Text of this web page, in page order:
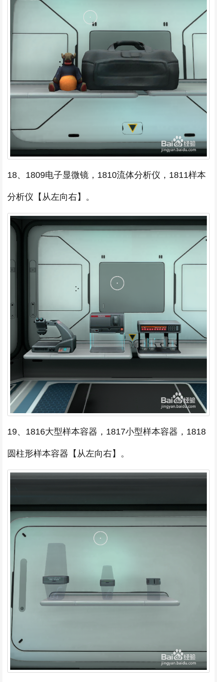
18、1809电子显微镜，1810流体分析仪，1811样本
分析仪【从左向右】。
19、1816大型样本容器，1817小型样本容器，1818
圆柱形样本容器【从左向右】。